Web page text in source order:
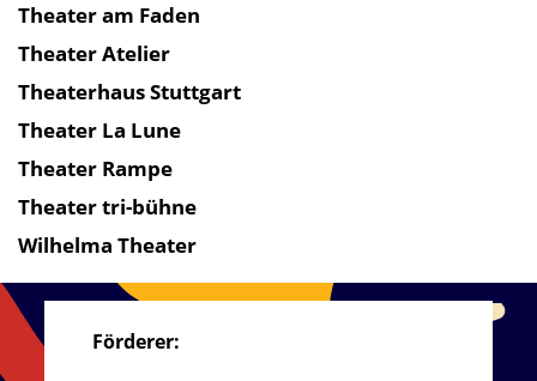
Theater am Faden
Theater Atelier
Theaterhaus Stuttgart
Theater La Lune
Theater Rampe
Theater tri-bühne
Wilhelma Theater
Förderer: